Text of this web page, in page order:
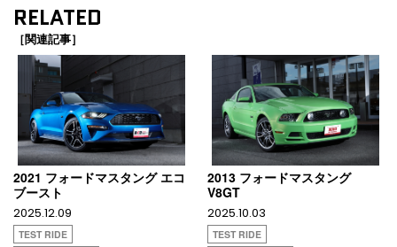
RELATED
［関連記事］
2021 フォードマスタング エコ
ブースト
2025.12.09
TEST RIDE
2013 フォードマスタング
V8GT
2025.10.03
TEST RIDE